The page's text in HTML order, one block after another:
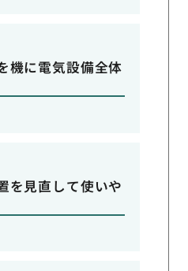
機に電気設備全体
を見直して使いや